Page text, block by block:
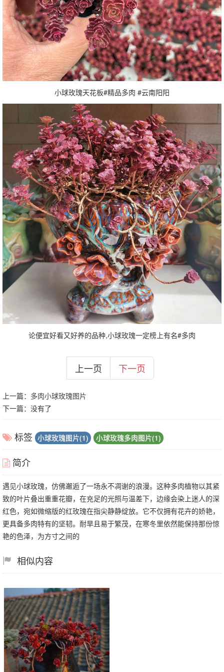
小球玫瑰天花板#精品多肉 #云南阳阳
论便宜好看又好养的品种,小球玫瑰一定榜上有名#多肉
上一页 下一页
上一篇： 多肉小球玫瑰图片
下一篇：没有了
标签 小球玫瑰图片(1) 小球玫瑰多肉图片(1)
简介
遇见小球玫瑰，仿佛邂逅了一场永不凋谢的浪漫。这种多肉植物以其紧
致的叶片叠出重重花瓣，在充足的光照与温差下，边缘会染上迷人的深
红色，宛如微缩版的红玫瑰在指尖静静绽放。它不仅拥有花卉的娇艳，
更具备多肉特有的坚韧。耐旱且易于繁茂，在寒冬里依然能保持那份惊
艳的色泽，为方寸之间的
相似内容